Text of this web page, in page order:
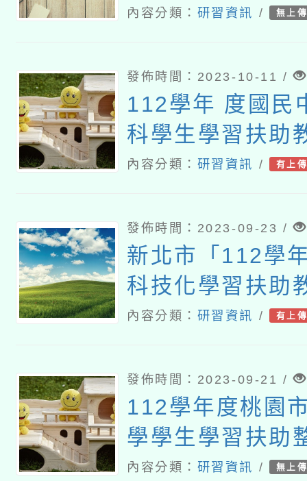
三：科技化評量
內容分類： 研習資訊 / 無上
發佈時間：2023-10-11 /
112學年 度國民
科學生學習扶助
畫
內容分類： 研習資訊 / 有上
發佈時間：2023-09-23 /
新北市「112學
科技化學習扶助
習」
內容分類： 研習資訊 / 有上
發佈時間：2023-09-21 /
112學年度桃園
學學生學習扶助
動計畫子計畫十
內容分類： 研習資訊 / 無上